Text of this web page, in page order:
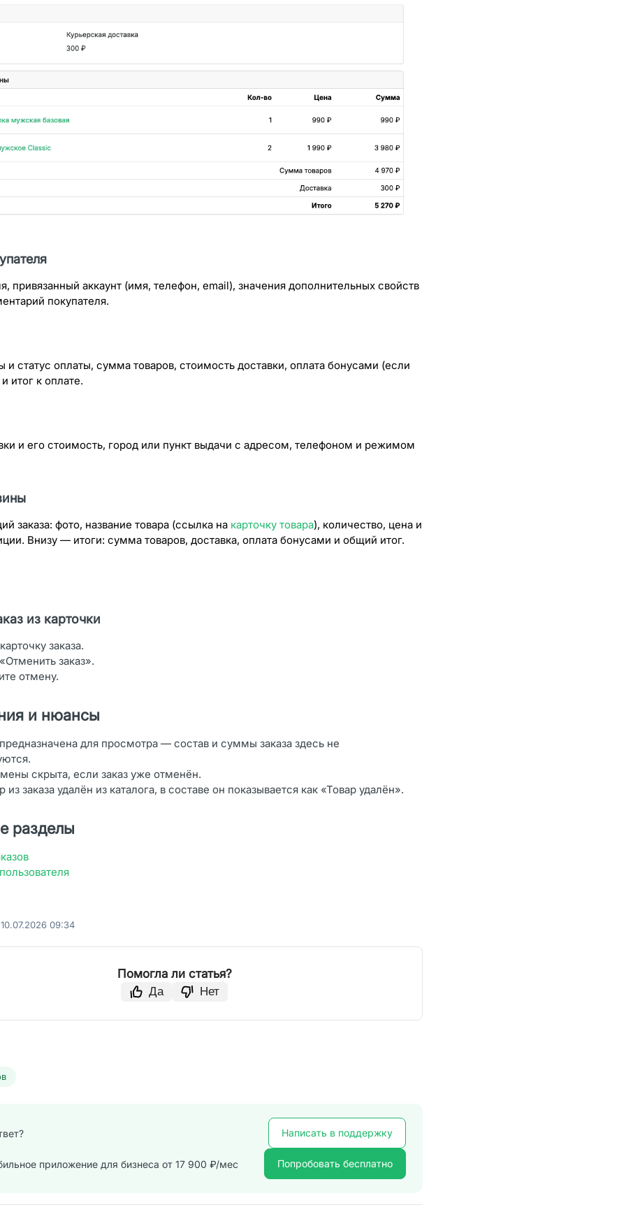
привязанный аккаунт (имя, телефон, email), значения дополнительных свойств
покупателя.
и статус оплаты, сумма товаров, стоимость доставки, оплата бонусами (если
итог к оплате.
и его стоимость, город или пункт выдачи с адресом, телефоном и режимом
заказа: фото, название товара (ссылка на карточку товара), количество, цена и
Внизу — итоги: сумма товаров, доставка, оплата бонусами и общий итог.
из карточки
заказа.
заказ».
отмену.
и нюансы
для просмотра — состав и суммы заказа здесь не
скрыта, если заказ уже отменён.
из заказа удалён из каталога, в составе он показывается как «Товар удалён».
разделы
09:34
Помогла ли статья?
Да Нет
Написать в поддержку
приложение для бизнеса от 17 900 ₽/мес Попробовать бесплатно